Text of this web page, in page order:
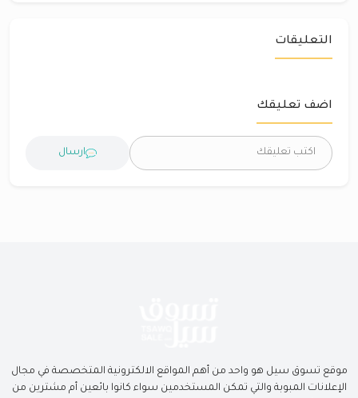
التعليقات
اضف تعليقك
ارسال
موقع تسوق سيل هو واحد من أهم المواقع الالكترونية المتخصصة في مجال
الإعلانات المبوبة والتي تمكن المستخدمين سواء كانوا بائعين أم مشترين من